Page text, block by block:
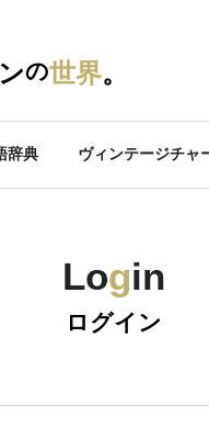
の世界。
辞典 ヴィンテージチャ
Login
ログイン